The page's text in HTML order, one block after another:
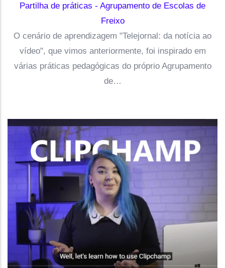
Partilha de práticas - Agrupamento de Escolas de
Freixo
O cenário de aprendizagem "Telejornal: da notícia ao
vídeo", que vimos anteriormente, foi inspirado em
várias práticas pedagógicas do próprio Agrupamento
de…